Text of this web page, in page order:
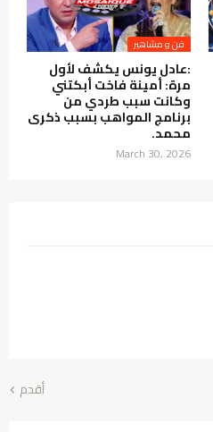
فن و مشاهير
:عادل يونس يكشف لأول
مرة: أمينة فاخت أبكتني
وكانت سبب طردي من
برنامج المواهب بسبب ذكرى
محمد.
March 30, 2026
أقدم